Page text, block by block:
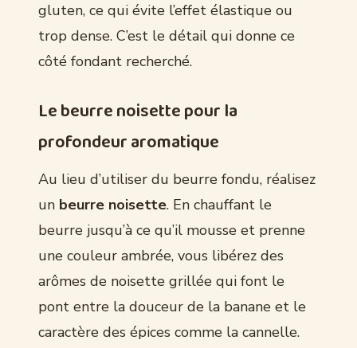
gluten, ce qui évite l’effet élastique ou
trop dense. C’est le détail qui donne ce
côté fondant recherché.
Le beurre noisette pour la
profondeur aromatique
Au lieu d’utiliser du beurre fondu, réalisez
un beurre noisette. En chauffant le
beurre jusqu’à ce qu’il mousse et prenne
une couleur ambrée, vous libérez des
arômes de noisette grillée qui font le
pont entre la douceur de la banane et le
caractère des épices comme la cannelle.